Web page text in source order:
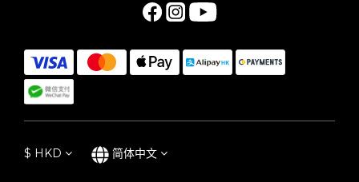
$ HKD 简体中文